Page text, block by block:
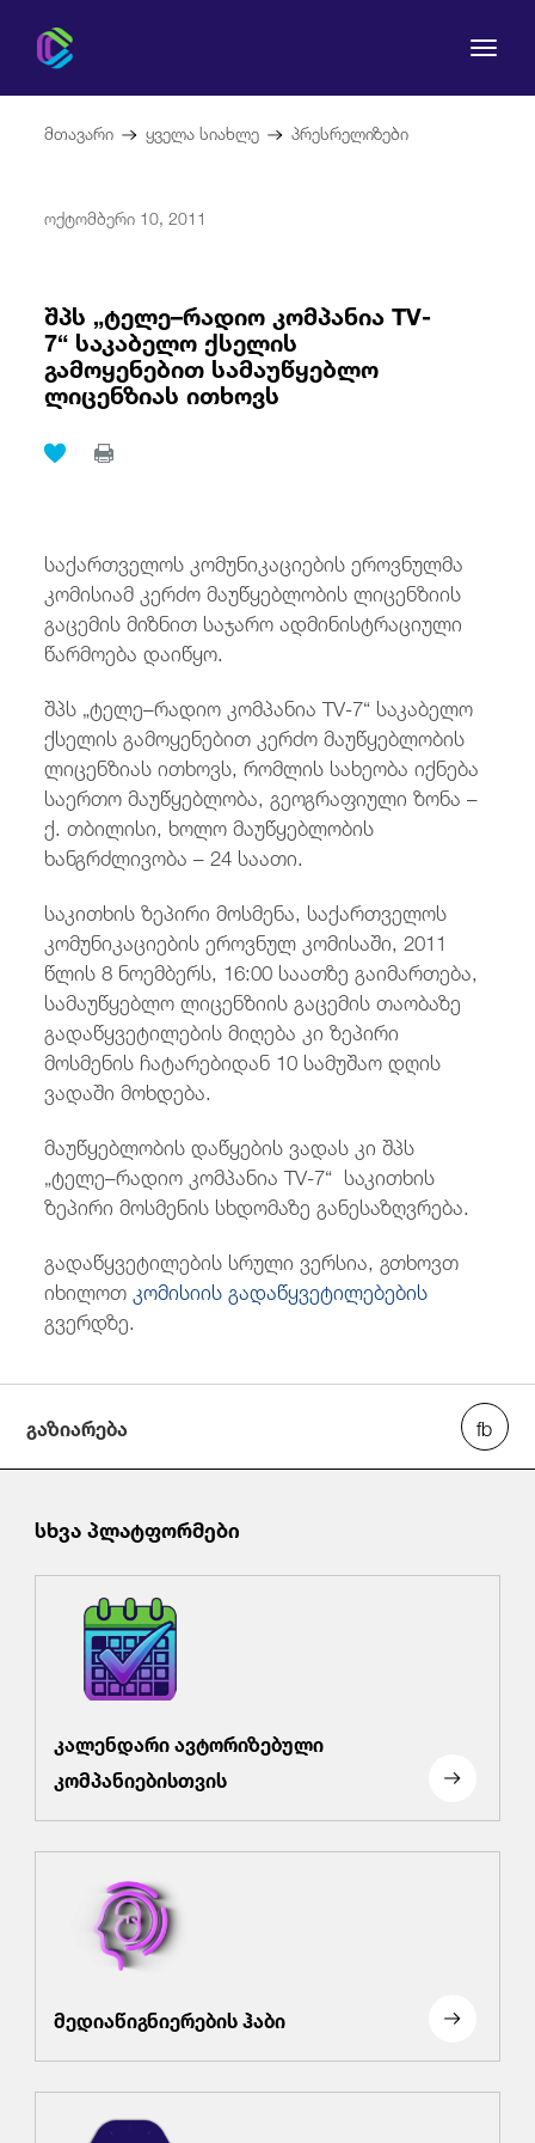
მომხმარებლის უფლებები
რეგულირება
Eng / ქარ fb in you insta
მთავარი ყველა სიახლე პრესრელიზები
ოქტომბერი 10, 2011
შპს „ტელე–რადიო კომპანია TV-
7“ საკაბელო ქსელის
გამოყენებით სამაუწყებლო
ლიცენზიას ითხოვს
საქართველოს კომუნიკაციების ეროვნულმა
კომისიამ კერძო მაუწყებლობის ლიცენზიის
გაცემის მიზნით საჯარო ადმინისტრაციული
წარმოება დაიწყო.
შპს „ტელე–რადიო კომპანია TV-7“ საკაბელო
ქსელის გამოყენებით კერძო მაუწყებლობის
ლიცენზიას ითხოვს, რომლის სახეობა იქნება
საერთო მაუწყებლობა, გეოგრაფიული ზონა –
ქ. თბილისი, ხოლო მაუწყებლობის
ხანგრძლივობა – 24 საათი.
საკითხის ზეპირი მოსმენა, საქართველოს
კომუნიკაციების ეროვნულ კომისაში, 2011
წლის 8 ნოემბერს, 16:00 საათზე გაიმართება,
სამაუწყებლო ლიცენზიის გაცემის თაობაზე
გადაწყვეტილების მიღება კი ზეპირი
მოსმენის ჩატარებიდან 10 სამუშაო დღის
ვადაში მოხდება.
მაუწყებლობის დაწყების ვადას კი შპს
„ტელე–რადიო კომპანია TV-7“ საკითხის
ზეპირი მოსმენის სხდომაზე განესაზღვრება.
გადაწყვეტილების სრული ვერსია, გთხოვთ
იხილოთკომისიის გადაწყვეტილებების
გვერდზე.
გაზიარება
სხვა პლატფორმები
კალენდარი ავტორიზებული
კომპანიებისთვის
მედიაწიგნიერების ჰაბი